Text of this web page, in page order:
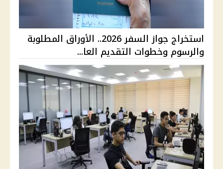
استخراج جواز السفر 2026.. الأوراق المطلوبة
والرسوم وخطوات التقديم العا...